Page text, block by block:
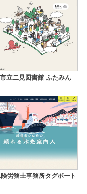
立二見図書館 ふたみん
労務士事務所タグボート